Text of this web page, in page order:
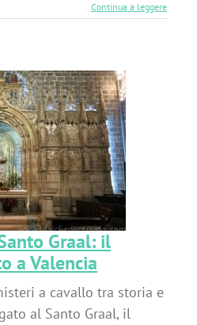
Continua a leggere
Graal: il
a Valencia
a cavallo tra storia e
al Santo Graal, il